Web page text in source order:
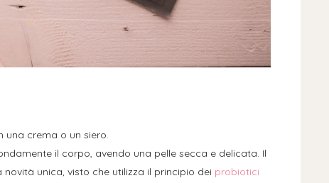
crema o un siero.
il corpo, avendo una pelle secca e delicata. Il
novità unica, visto che utilizza il principio dei probiotici